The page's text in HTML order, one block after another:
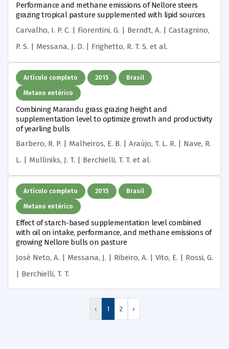
Performance and methane emissions of Nellore steers
grazing tropical pasture supplemented with lipid sources
Carvalho, I. P. C. | Fiorentini, G. | Berndt, A. | Castagnino,
P. S. | Messana, J. D. | Frighetto, R. T. S. et al.
Artículo completo 2015 Brasil
Metano entérico
Combining Marandu grass grazing height and
supplementation level to optimize growth and productivity
of yearling bulls
Barbero, R. P. | Malheiros, E. B. | Araújo, T. L. R. | Nave, R.
L. | Mulliniks, J. T. | Berchielli, T. T. et al.
Artículo completo 2015 Brasil
Metano entérico
Effect of starch-based supplementation level combined
with oil on intake, performance, and methane emissions of
growing Nellore bulls on pasture
José Neto, A. | Messana, J. | Ribeiro, A. | Vito, E. | Rossi, G.
| Berchielli, T. T.
‹ 1 2 ›